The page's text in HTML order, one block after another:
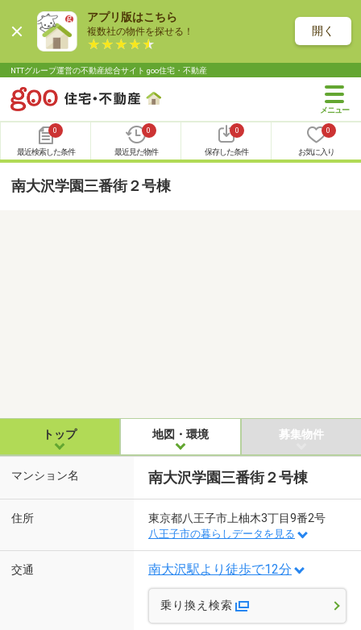
アプリ版はこちら
複数社の物件を探せる！ 開く
NTTグループ運営の不動産総合サイト goo住宅・不動産
0
最近検索した条件
0
最近見た物件
0
保存した条件
0
お気に入り
南大沢学園三番街２号棟
トップ 地図・環境 募集物件
マンション名 南大沢学園三番街２号棟
住所 東京都八王子市上柚木3丁目9番2号
八王子市の暮らしデータを見る
交通 南大沢駅より徒歩で12分
乗り換え検索